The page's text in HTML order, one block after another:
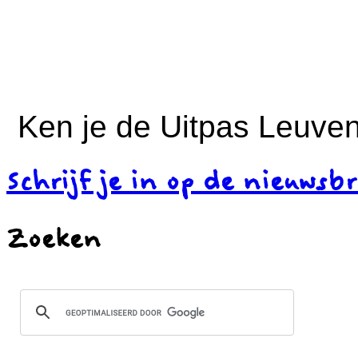
Ken je de Uitpas
Schrijf je in op de
Zoeken